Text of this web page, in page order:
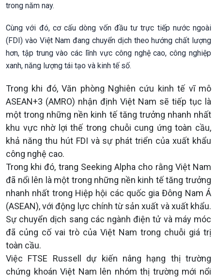
trong năm nay.
Cùng với đó, cơ cấu dòng vốn đầu tư trực tiếp nước ngoài
(FDI) vào Việt Nam đang chuyển dịch theo hướng chất lượng
hơn, tập trung vào các lĩnh vực công nghệ cao, công nghiệp
xanh, năng lượng tái tạo và kinh tế số.
Trong khi đó, Văn phòng Nghiên cứu kinh tế vĩ mô
ASEAN+3 (AMRO) nhận định Việt Nam sẽ tiếp tục là
một trong những nền kinh tế tăng trưởng nhanh nhất
khu vực nhờ lợi thế trong chuỗi cung ứng toàn cầu,
khả năng thu hút FDI và sự phát triển của xuất khẩu
công nghệ cao.
Trong khi đó, trang Seeking Alpha cho rằng Việt Nam
đã nổi lên là một trong những nền kinh tế tăng trưởng
nhanh nhất trong Hiệp hội các quốc gia Đông Nam Á
(ASEAN), với động lực chính từ sản xuất và xuất khẩu.
Sự chuyển dịch sang các ngành điện tử và máy móc
đã củng cố vai trò của Việt Nam trong chuỗi giá trị
toàn cầu.
Việc FTSE Russell dự kiến nâng hạng thị trường
chứng khoán Việt Nam lên nhóm thị trường mới nổi